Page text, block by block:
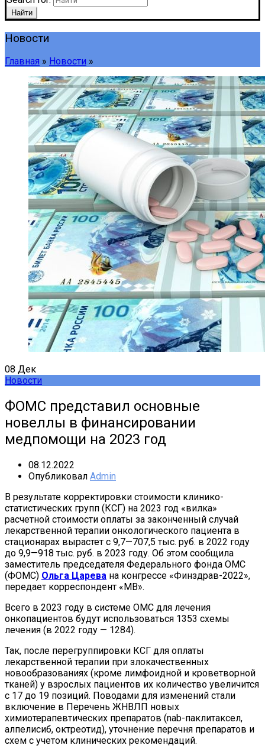
Найти
Новости
Главная » Новости »
08 Дек
Новости
ФОМС представил основные
новеллы в финансировании
медпомощи на 2023 год
08.12.2022
Опубликовал Admin
В результате корректировки стоимости клинико-
статистических групп (КСГ) на 2023 год «вилка»
расчетной стоимости оплаты за законченный случай
лекарственной терапии онкологического пациента в
стационарах вырастет с 9,7—707,5 тыс. руб. в 2022 году
до 9,9—918 тыс. руб. в 2023 году. Об этом сообщила
заместитель председателя Федерального фонда ОМС
(ФОМС) Ольга Царева на конгрессе «Финздрав-2022»,
передает корреспондент «МВ».
Всего в 2023 году в системе ОМС для лечения
онкопациентов будут использоваться 1353 схемы
лечения (в 2022 году — 1284).
Так, после перегруппировки КСГ для оплаты
лекарственной терапии при злокачественных
новообразованиях (кроме лимфоидной и кроветворной
тканей) у взрослых пациентов их количество увеличится
с 17 до 19 позиций. Поводами для изменений стали
включение в Перечень ЖНВЛП новых
химиотерапевтических препаратов (nab-паклитаксел,
алпелисиб, октреотид), уточнение перечня препаратов и
схем с учетом клинических рекомендаций.